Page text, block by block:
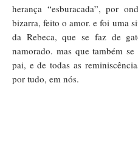
herança “esburacada”, por
bizarra, feito o amor. e foi uma
da Rebeca, que se faz de
namorado. mas que também
pai, e de todas as
por tudo, em nós.